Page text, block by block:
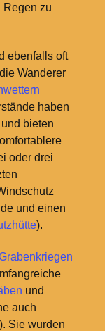
Regen zu
ebenfalls oft
Wanderer
haben
bieten
oder drei
und einen
).
und
auch
). Sie wurden